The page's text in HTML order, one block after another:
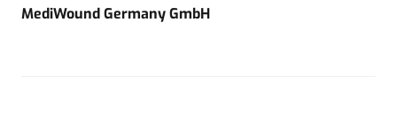
MediWound Germany GmbH